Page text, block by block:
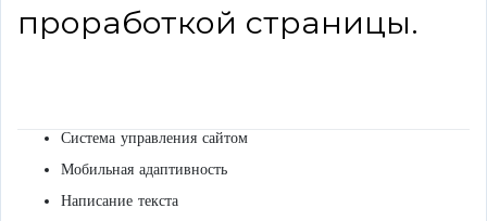
проработкой страницы.
Система управления сайтом
Мобильная адаптивность
Написание текста